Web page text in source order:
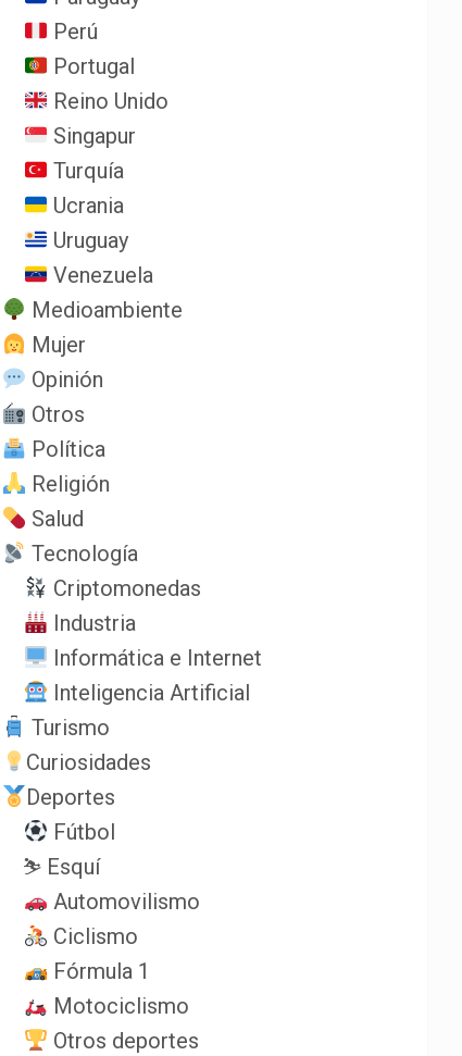
Perú
Portugal
Reino Unido
Singapur
Turquía
Ucrania
Uruguay
Venezuela
Medioambiente
Mujer
Opinión
Otros
Política
Religión
Salud
Tecnología
Criptomonedas
Industria
Informática e Internet
Inteligencia Artificial
Turismo
Curiosidades
Deportes
Fútbol
⛷️ Esquí
Automovilismo
Ciclismo
Fórmula 1
Motociclismo
Otros deportes